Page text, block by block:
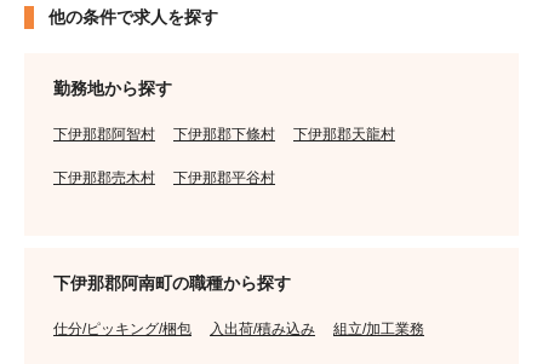
他の条件で求人を探す
勤務地から探す
下伊那郡阿智村 下伊那郡下條村 下伊那郡天龍村
下伊那郡売木村 下伊那郡平谷村
下伊那郡阿南町の職種から探す
仕分/ピッキング/梱包 入出荷/積み込み 組立/加工業務